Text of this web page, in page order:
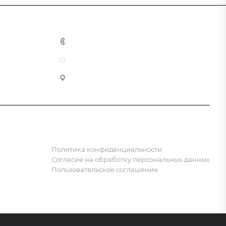
Политика конфиденциальности
Согласие на обработку персональных данных
Пользовательское соглашение